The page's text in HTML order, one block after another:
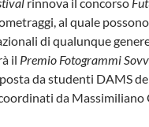
al quale
di qualunque
il Premio Fotogrammi
da studenti DAMS
da Massimiliano